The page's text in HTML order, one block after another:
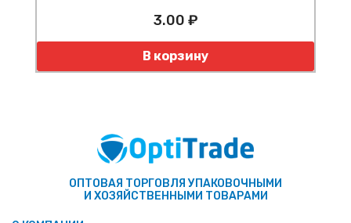
3.00 ₽
Количество
В корзину
ОПТОВАЯ ТОРГОВЛЯ УПАКОВОЧНЫМИ
И ХОЗЯЙСТВЕННЫМИ ТОВАРАМИ